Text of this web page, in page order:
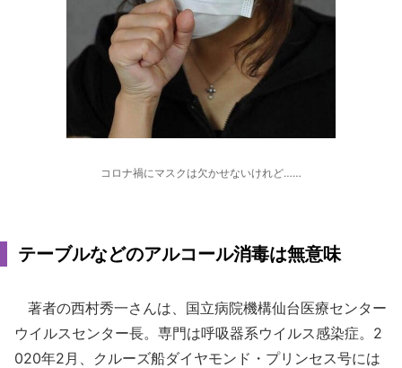
コロナ禍にマスクは欠かせないけれど……
テーブルなどのアルコール消毒は無意味
著者の西村秀一さんは、国立病院機構仙台医療センター
ウイルスセンター長。専門は呼吸器系ウイルス感染症。2
020年2月、クルーズ船ダイヤモンド・プリンセス号には